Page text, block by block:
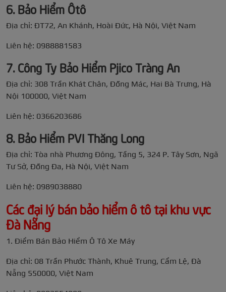
6. Bảo Hiểm Ôtô
Địa chỉ: ĐT72, An Khánh, Hoài Đức, Hà Nội, Việt Nam
Liên hệ: 0988881583
7. Công Ty Bảo Hiểm Pjico Tràng An
Địa chỉ: 308 Trần Khát Chân, Đống Mác, Hai Bà Trưng, Hà
Nội 100000, Việt Nam
Liên hệ: 0366203686
8. Bảo Hiểm PVI Thăng Long
Địa chỉ: Tòa nhà Phương Đông, Tầng 5, 324 P. Tây Sơn, Ngã
Tư Sở, Đống Đa, Hà Nội, Việt Nam
Liên hệ: 0989038880
Các đại lý bán bảo hiểm ô tô tại khu vực
Đà Nẵng
1. Điểm Bán Bảo Hiểm Ô Tô Xe Máy
Địa chỉ: 08 Trần Phước Thành, Khuê Trung, Cẩm Lệ, Đà
Nẵng 550000, Việt Nam